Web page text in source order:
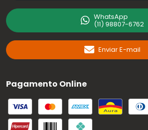
WhatsApp
(11) 98807-6762
Enviar E-mail
Pagamento Online